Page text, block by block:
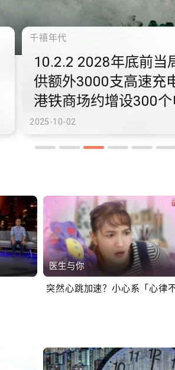
千禧年代
10.2.2 2028年底前当
供额外3000支高速充
港铁商场约增设300个
车充电站
2025-10-02
医生与你